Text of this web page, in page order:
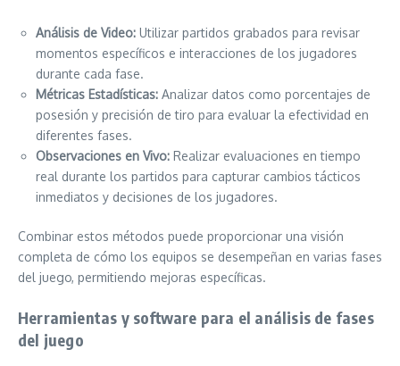
Análisis de Video: Utilizar partidos grabados para revisar
momentos específicos e interacciones de los jugadores
durante cada fase.
Métricas Estadísticas: Analizar datos como porcentajes de
posesión y precisión de tiro para evaluar la efectividad en
diferentes fases.
Observaciones en Vivo: Realizar evaluaciones en tiempo
real durante los partidos para capturar cambios tácticos
inmediatos y decisiones de los jugadores.
Combinar estos métodos puede proporcionar una visión
completa de cómo los equipos se desempeñan en varias fases
del juego, permitiendo mejoras específicas.
Herramientas y software para el análisis de fases
del juego